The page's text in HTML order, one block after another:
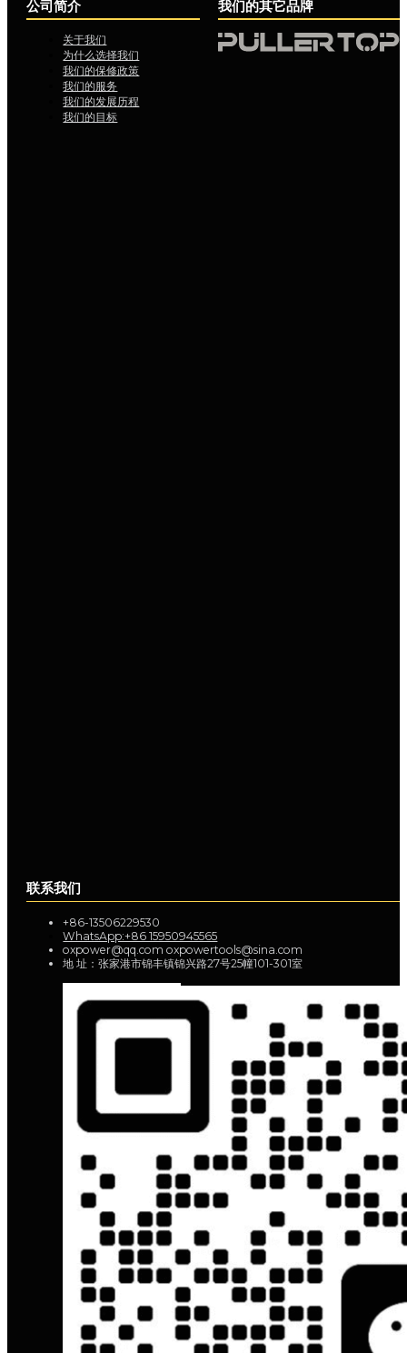
公司简介
关于我们
为什么选择我们
我们的保修政策
我们的服务
我们的发展历程
我们的其它品牌
联系我们
+86-13506229530
WhatsApp:+86 15950945565
oxpower@qq.com oxpowertools@sina.com